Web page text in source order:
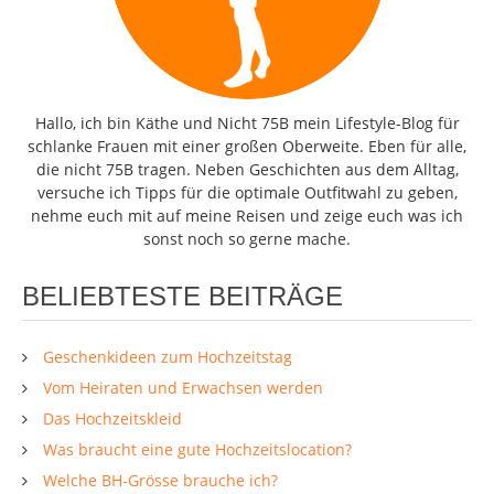
Hallo, ich bin Käthe und Nicht 75B mein Lifestyle-Blog für
schlanke Frauen mit einer großen Oberweite. Eben für alle,
die nicht 75B tragen. Neben Geschichten aus dem Alltag,
versuche ich Tipps für die optimale Outfitwahl zu geben,
nehme euch mit auf meine Reisen und zeige euch was ich
sonst noch so gerne mache.
BELIEBTESTE BEITRÄGE
Geschenkideen zum Hochzeitstag
Vom Heiraten und Erwachsen werden
Das Hochzeitskleid
Was braucht eine gute Hochzeitslocation?
Welche BH-Grösse brauche ich?